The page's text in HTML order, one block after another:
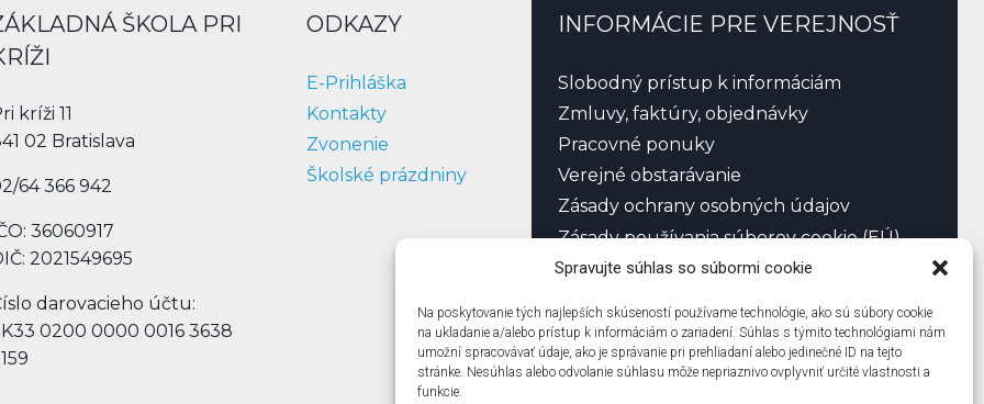
Spravujte súhlas so súbormi cookie
Na poskytovanie tých najlepších skúseností používame technológie, ako sú súbory cookie
na ukladanie a/alebo prístup k informáciám o zariadení. Súhlas s týmito technológiami nám
umožní spracovávať údaje, ako je správanie pri prehliadaní alebo jedinečné ID na tejto
stránke. Nesúhlas alebo odvolanie súhlasu môže nepriaznivo ovplyvniť určité vlastnosti a
funkcie.
ŠKOLA PRI
kríži 11
02 Bratislava
64 366 942
36060917
2021549695
darovacieho účtu:
0200 0000 0016 3638
ODKAZY
E-Prihláška
Kontakty
Zvonenie
Školské prázdniny
INFORMÁCIE PRE VEREJNOSŤ
Slobodný prístup k informáciám
Zmluvy, faktúry, objednávky
Pracovné ponuky
Verejné obstarávanie
Zásady ochrany osobných údajov
Zásady používania súborov cookie (EÚ)